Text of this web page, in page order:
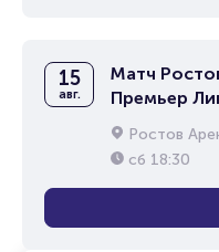
15
авг.
Матч
Премьер
Ростов
сб 18:30